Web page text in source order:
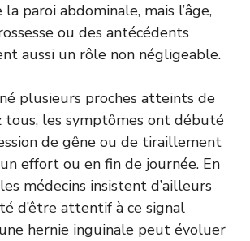
paroi abdominale, mais l’âge,
ou des antécédents
aussi un rôle non négligeable.
plusieurs proches atteints de
tous, les symptômes ont débuté
de gêne ou de tiraillement
effort ou en fin de journée. En
médecins insistent d’ailleurs
d’être attentif à ce signal
une hernie inguinale peut évoluer